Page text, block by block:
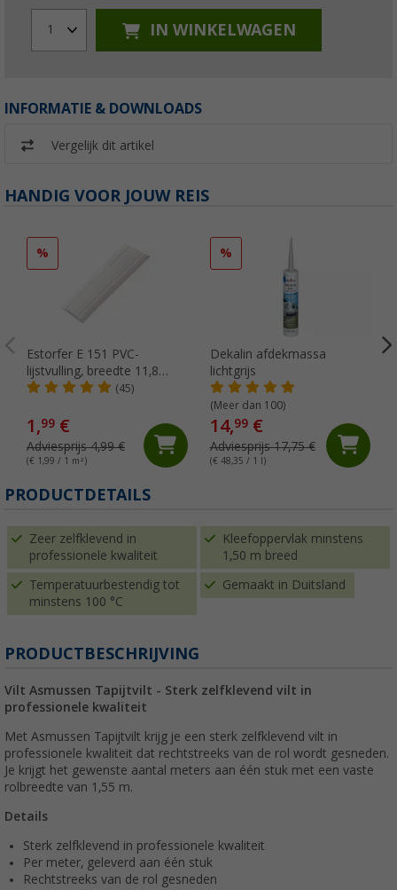
1 IN WINKELWAGEN
INFORMATIE & DOWNLOADS
Vergelijk dit artikel
HANDIG VOOR JOUW REIS
%
Estorfer E 151 PVC-
lijstvulling, breedte 11,8
mm, per meter, wit
(45)
1,99 €
Adviesprijs 4,99 €
(€ 1,99 / 1 m²)
%
Dekalin afdekmassa
lichtgrijs
(Meer dan 100)
14,99€
Adviesprijs 17,75 €
(€ 48,35 / 1 l)
PRODUCTDETAILS
Zeer zelfklevend in
professionele kwaliteit
Kleefoppervlak minstens
1,50 m breed
Temperatuurbestendig tot
minstens 100 °C
Gemaakt in Duitsland
PRODUCTBESCHRIJVING
Vilt Asmussen Tapijtvilt - Sterk zelfklevend vilt in
professionele kwaliteit
Met Asmussen Tapijtvilt krijg je een sterk zelfklevend vilt in
professionele kwaliteit dat rechtstreeks van de rol wordt gesneden.
Je krijgt het gewenste aantal meters aan één stuk met een vaste
rolbreedte van 1,55 m.
Details
Sterk zelfklevend in professionele kwaliteit
Per meter, geleverd aan één stuk
Rechtstreeks van de rol gesneden